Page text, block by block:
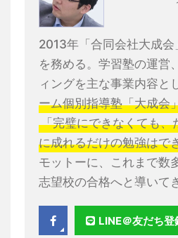
2013年「合同会社大成
を務める。学習塾の運営
ィングを主な事業内容と
ーム個別指導塾「大成会
「完璧にできなくても、
に成れるだけの勉強はで
モットーに、これまで数
志望校の合格へと導いて
LINE＠友だち登